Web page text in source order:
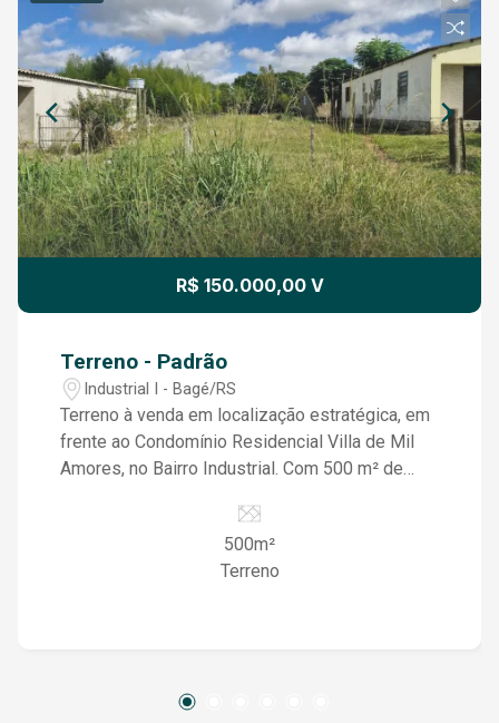
R$ 150.000,00 V
Terreno - Padrão
Industrial I - Bagé/RS
Terreno à venda em localização estratégica, em
frente ao Condomínio Residencial Villa de Mil
Amores, no Bairro Industrial. Com 500 m² de
constante valorização, com bom padrão
construtivo no entorno e fácil acesso. Ideal para
construção residencial ou projeto com potencial
500m²
Terreno